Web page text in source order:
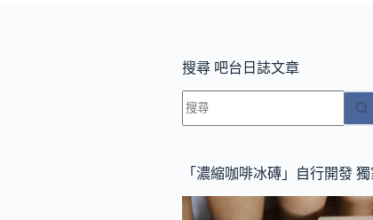
搜尋 吧台日誌文章
找
不
符
條
「濃縮咖啡冰磚」自行開發